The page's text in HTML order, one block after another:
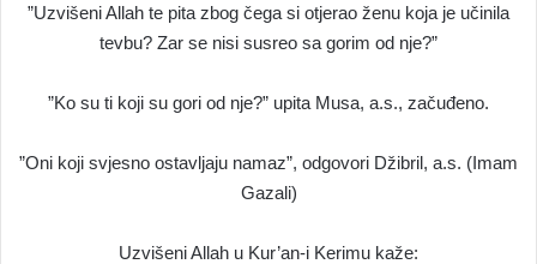
”Uzvišeni Allah te pita zbog čega si otjerao ženu koja je učinila
tevbu? Zar se nisi susreo sa gorim od nje?”
”Ko su ti koji su gori od nje?” upita Musa, a.s., začuđeno.
”Oni koji svjesno ostavljaju namaz”, odgovori Džibril, a.s. (Imam
Gazali)
Uzvišeni Allah u Kur’an-i Kerimu kaže: